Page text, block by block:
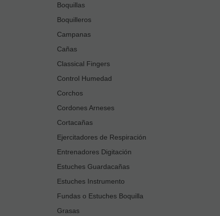
Boquillas
Boquilleros
Campanas
Cañas
Classical Fingers
Control Humedad
Corchos
Cordones Arneses
Cortacañas
Ejercitadores de Respiración
Entrenadores Digitación
Estuches Guardacañas
Estuches Instrumento
Fundas o Estuches Boquilla
Grasas